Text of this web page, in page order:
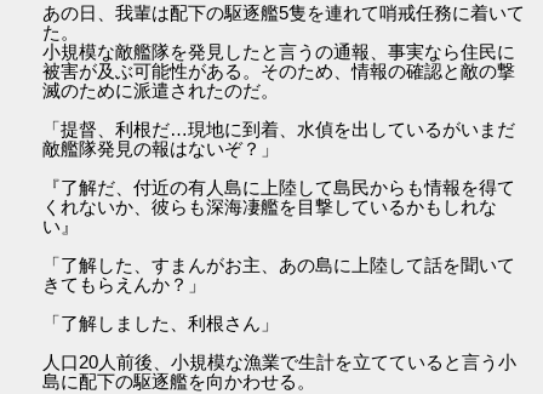
あの日、我輩は配下の駆逐艦5隻を連れて哨戒任務に着いて
た。
小規模な敵艦隊を発見したと言うの通報、事実なら住民に
被害が及ぶ可能性がある。そのため、情報の確認と敵の撃
滅のために派遣されたのだ。
「提督、利根だ…現地に到着、水偵を出しているがいまだ
敵艦隊発見の報はないぞ？」
『了解だ、付近の有人島に上陸して島民からも情報を得て
くれないか、彼らも深海凄艦を目撃しているかもしれな
い』
「了解した、すまんがお主、あの島に上陸して話を聞いて
きてもらえんか？」
「了解しました、利根さん」
人口20人前後、小規模な漁業で生計を立てていると言う小
島に配下の駆逐艦を向かわせる。